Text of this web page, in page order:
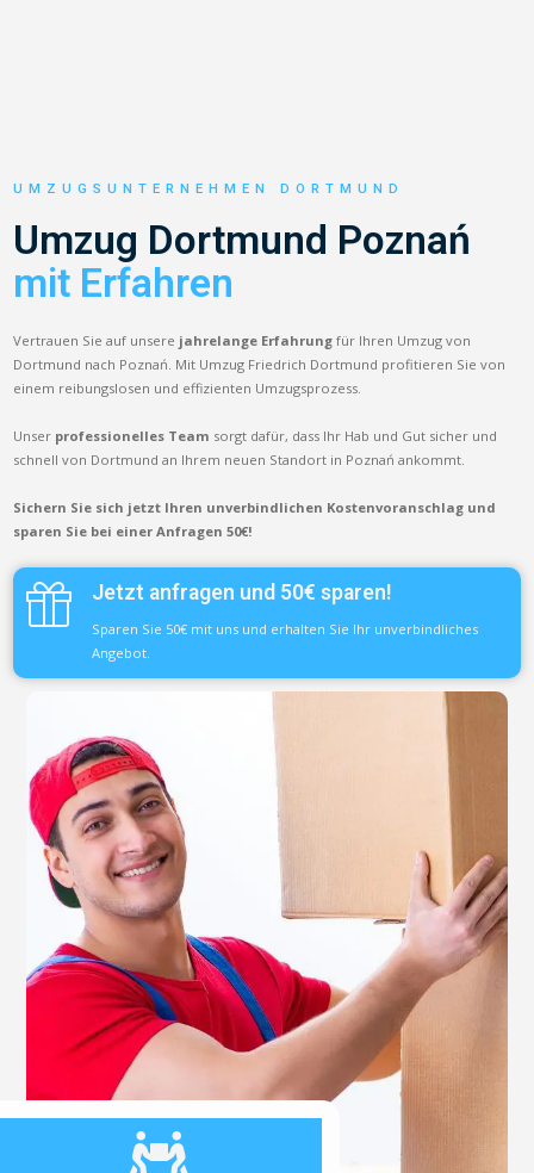
UMZUGSUNTERNEHMEN DORTMUND
Umzug Dortmund Poznań
mit Erfahren
Vertrauen Sie auf unsere jahrelange Erfahrung für Ihren Umzug von
Dortmund nach Poznań. Mit Umzug Friedrich Dortmund profitieren Sie von
einem reibungslosen und effizienten Umzugsprozess.
Unser professionelles Team sorgt dafür, dass Ihr Hab und Gut sicher und
schnell von Dortmund an Ihrem neuen Standort in Poznań ankommt.
Sichern Sie sich jetzt Ihren unverbindlichen Kostenvoranschlag und
sparen Sie bei einer Anfragen 50€!
Jetzt anfragen und 50€ sparen!
Sparen Sie 50€ mit uns und erhalten Sie Ihr unverbindliches
Angebot.